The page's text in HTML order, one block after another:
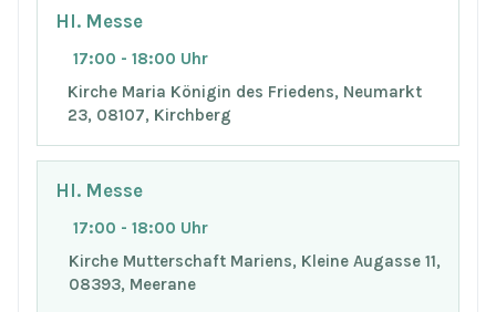
Hl. Messe
17:00 - 18:00 Uhr
Kirche Maria Königin des Friedens, Neumarkt
23, 08107, Kirchberg
Hl. Messe
17:00 - 18:00 Uhr
Kirche Mutterschaft Mariens, Kleine Augasse 11,
08393, Meerane